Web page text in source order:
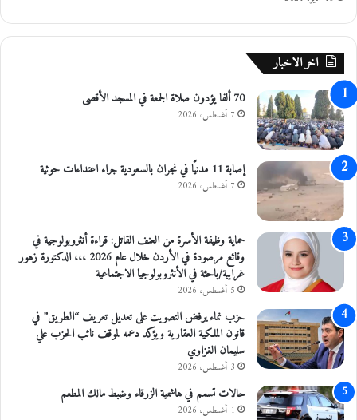
ع
م
خ
ص
ص
ا
ت
ل
ي
س
ح
ر
ي
ة
إ
ع
ل
ا
م
ي
ة
اخر الاخبار
70 ألفا يؤدون صلاة الجمعة في المسجد الأقصى
7 أغسطس، 2026
إصابة 11 مدنيًا في نجران بالسعودية جراء اعتداءات حوثية
7 أغسطس، 2026
حماية وظيفة الأسرة من العنف القاتل: قراءة أنثروبولوجية في
وقائع مرصودة في الأردن خلال عام 2026 ،،، الدكتورة زهور
غرايبة/باحثة في الأنثروبولوجيا الاجتماعية
5 أغسطس، 2026
حزب نماء يرفض التصويت على تعديل تعريف “الطريق” في
قانون الملكية العقارية ويؤكد دعمه لموقف نائب الحزب علي
سليمان الغزاوي
3 أغسطس، 2026
حالات تسمم في هاشمية الزرقاء وضبط مالك المطعم
1 أغسطس، 2026